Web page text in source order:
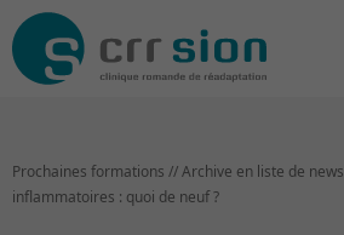
Prochaines formations // Archive en liste de news
inflammatoires : quoi de neuf ?